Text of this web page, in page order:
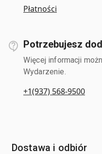
Płatności
Potrzebujesz
Więcej informacji
Wydarzenie.
+1(937) 568-9500
Dostawa i odbiór